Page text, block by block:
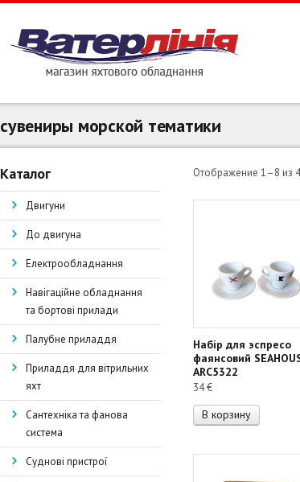
сувениры морской тематики
Отображение 1–8 из
Набір для эспресо
фаянсовий
ARC5322
34€
В корзину
Каталог
Двигуни
До двигуна
Електрообладнання
Навігаційне обладнання
та бортові прилади
Палубне приладдя
Приладдя для вітрильних
яхт
Сантехніка та фанова
система
Суднові пристрої